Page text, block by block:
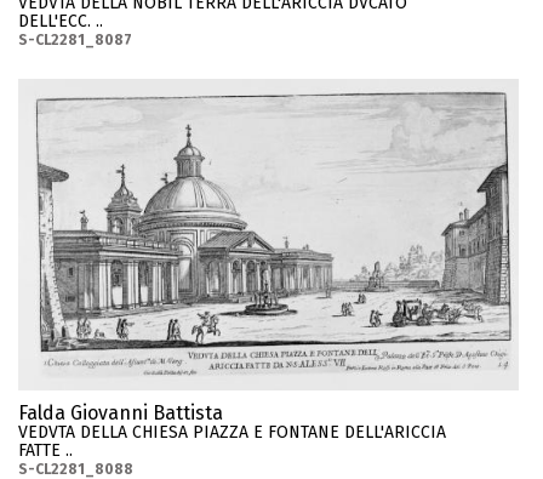
DELL'ECC. ..
S-CL2281_8087
Falda Giovanni Battista
VEDVTA DELLA CHIESA PIAZZA E FONTANE DELL'ARICCIA
FATTE ..
S-CL2281_8088